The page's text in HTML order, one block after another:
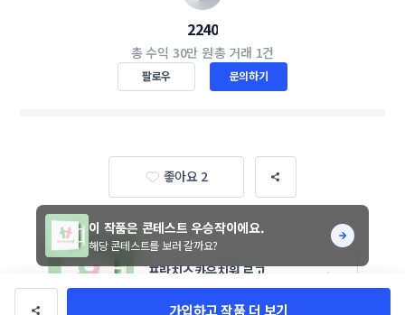
2240
총 수익 30만 원총 거래 1건
팔로우 문의하기
좋아요 2
프란치스카유치원 로고
진행기간 8일 참여작 17개
가입하고 작품 더 보기
이 작품은 콘테스트 우승작이에요.
해당 콘테스트를 보러 갈까요?